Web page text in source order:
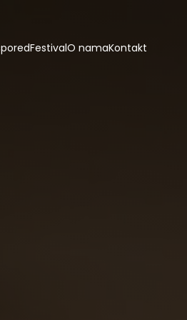
FestivalO namaKontakt